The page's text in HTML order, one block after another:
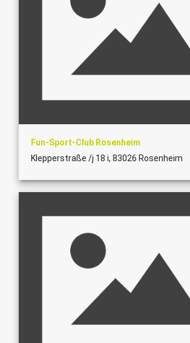
Fun-Sport-Club Rosenheim
Klepperstraße /j 18 i, 83026 Rosenheim